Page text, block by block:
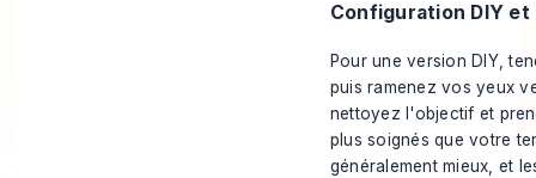
Configuration DIY
Pour une version DIY,
puis ramenez vos yeux
nettoyez l'objectif et
plus soignés que votre
généralement mieux, et